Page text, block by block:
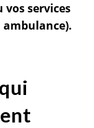
vos services
ambulance).